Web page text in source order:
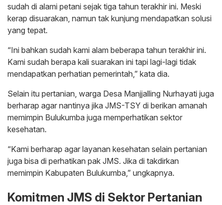
sudah di alami petani sejak tiga tahun terakhir ini. Meski
kerap disuarakan, namun tak kunjung mendapatkan solusi
yang tepat.
“Ini bahkan sudah kami alam beberapa tahun terakhir ini.
Kami sudah berapa kali suarakan ini tapi lagi-lagi tidak
mendapatkan perhatian pemerintah,” kata dia.
Selain itu pertanian, warga Desa Manjjalling Nurhayati juga
berharap agar nantinya jika JMS-TSY di berikan amanah
memimpin Bulukumba juga memperhatikan sektor
kesehatan.
“Kami berharap agar layanan kesehatan selain pertanian
juga bisa di perhatikan pak JMS. Jika di takdirkan
memimpin Kabupaten Bulukumba,” ungkapnya.
Komitmen JMS di Sektor Pertanian